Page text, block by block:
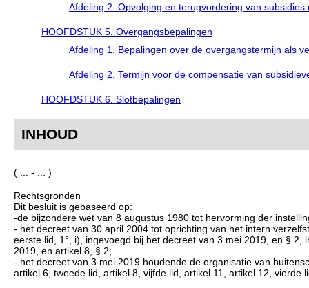
Afdeling 2. Opvolging en terugvordering van
HOOFDSTUK 5. Overgangsbepalingen
Afdeling 1. Bepalingen over de overgangstermijn als
Afdeling 2. Termijn voor de compensatie van
HOOFDSTUK 6. Slotbepalingen
INHOUD
( ... - ... )
Rechtsgronden
Dit besluit is gebaseerd op:
-de bijzondere wet van 8 augustus 1980 tot hervorming der
- het decreet van 30 april 2004 tot oprichting van het intern
eerste lid, 1°, i), ingevoegd bij het decreet van 3 mei 2019, en §
2019, en artikel 8, § 2;
- het decreet van 3 mei 2019 houdende de organisatie van
artikel 6, tweede lid, artikel 8, vijfde lid, artikel 11, artikel 12, vierde